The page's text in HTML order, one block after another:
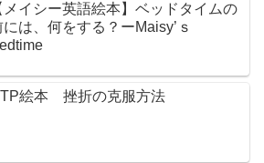
メイシー英語絵本】ベッドタイムの
には、何をする？ーMaisy’ｓ
絵本 挫折の克服方法